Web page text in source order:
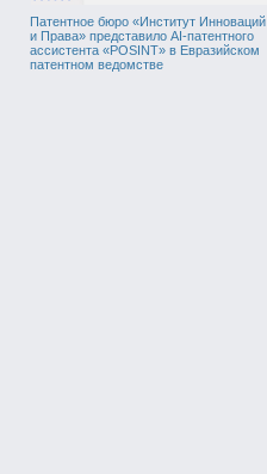
Патентное бюро «Институт Инноваций
и Права» представило AI-патентного
ассистента «POSINT» в Евразийском
патентном ведомстве